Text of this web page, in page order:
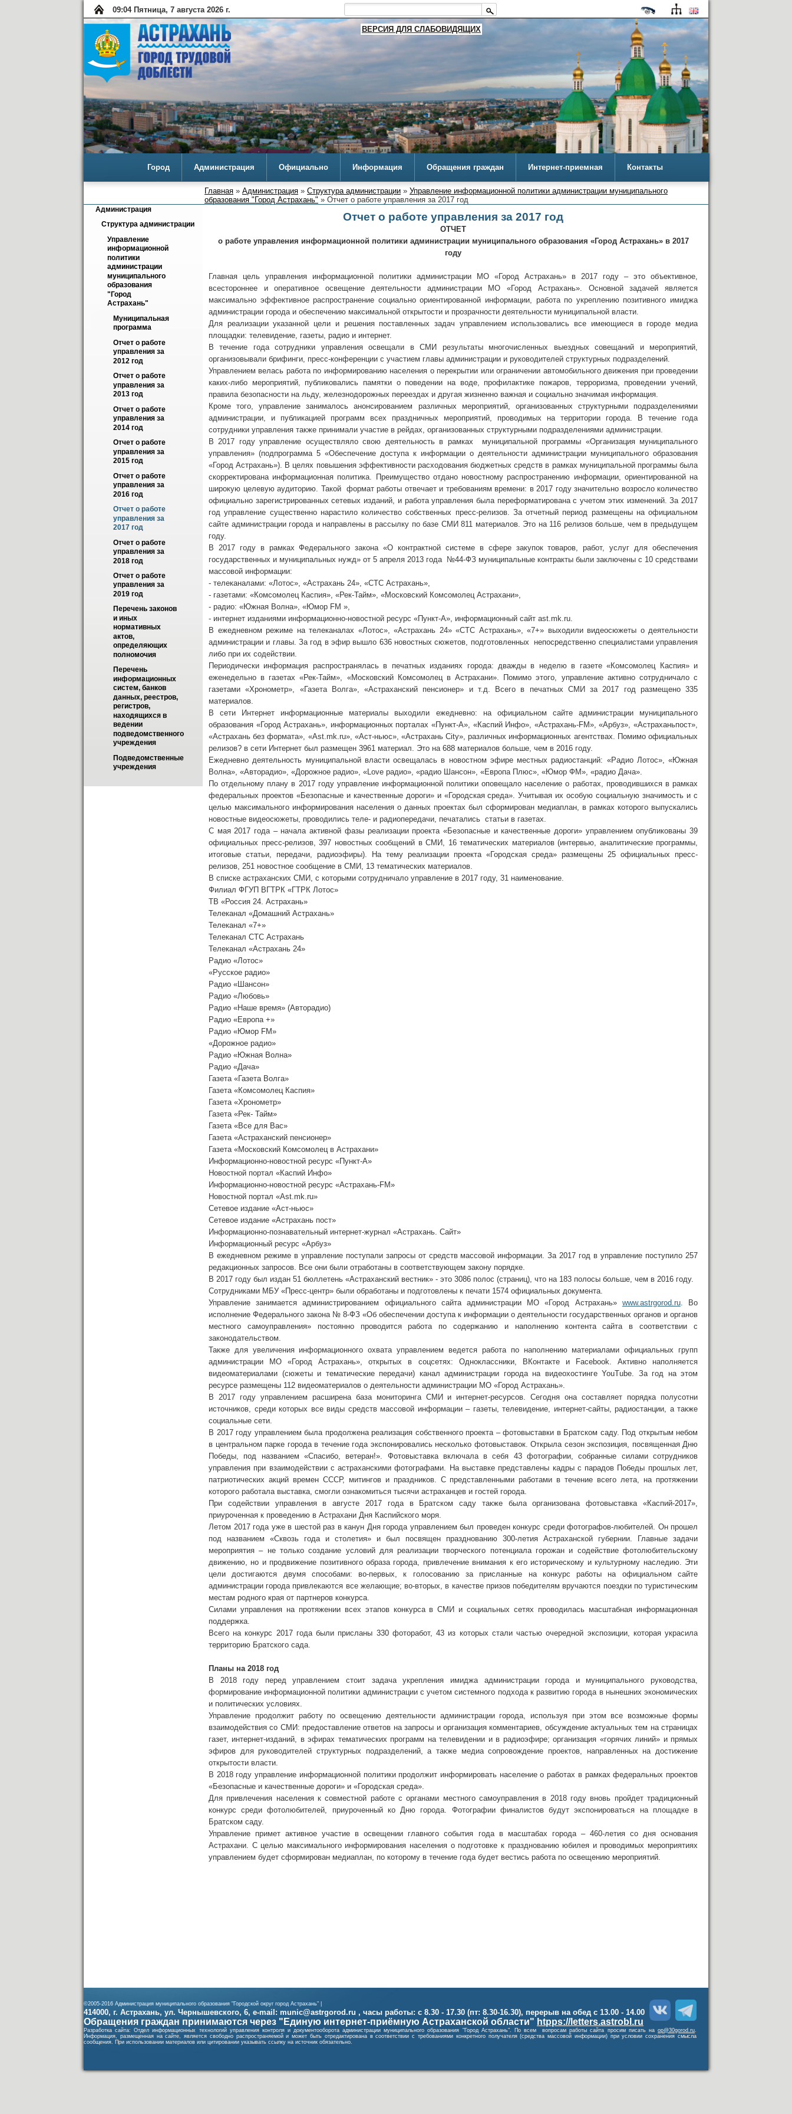
09:04 Пятница, 7 августа 2026 г.
ВЕРСИЯ ДЛЯ СЛАБОВИДЯЩИХ
Город Администрация Официально Информация Обращения граждан Интернет-приемная Контакты
Главная » Администрация » Структура администрации » Управление информационной политики администрации муниципального
образования "Город Астрахань" » Отчет о работе управления за 2017 год
Администрация
Структура администрации
Управление
информационной
политики
администрации
муниципального
образования
"Город
Астрахань"
Муниципальная
программа
Отчет о работе
управления за
2012 год
Отчет о работе
управления за
2013 год
Отчет о работе
управления за
2014 год
Отчет о работе
управления за
2015 год
Отчет о работе
управления за
2016 год
Отчет о работе
управления за
2017 год
Отчет о работе
управления за
2018 год
Отчет о работе
управления за
2019 год
Перечень законов
и иных
нормативных
актов,
определяющих
полномочия
Перечень
информационных
систем, банков
данных, реестров,
регистров,
находящихся в
ведении
подведомственного
учреждения
Подведомственные
учреждения
Отчет о работе управления за 2017 год
ОТЧЕТ
о работе управления информационной политики администрации муниципального образования «Город Астрахань» в 2017
году
Главная цель управления информационной политики администрации МО «Город Астрахань» в 2017 году – это объективное,
всестороннее и оперативное освещение деятельности администрации МО «Город Астрахань». Основной задачей является
максимально эффективное распространение социально ориентированной информации, работа по укреплению позитивного имиджа
администрации города и обеспечению максимальной открытости и прозрачности деятельности муниципальной власти.
Для реализации указанной цели и решения поставленных задач управлением использовались все имеющиеся в городе медиа
площадки: телевидение, газеты, радио и интернет.
В течение года сотрудники управления освещали в СМИ результаты многочисленных выездных совещаний и мероприятий,
организовывали брифинги, пресс-конференции с участием главы администрации и руководителей структурных подразделений.
Управлением велась работа по информированию населения о перекрытии или ограничении автомобильного движения при проведении
каких-либо мероприятий, публиковались памятки о поведении на воде, профилактике пожаров, терроризма, проведении учений,
правила безопасности на льду, железнодорожных переездах и другая жизненно важная и социально значимая информация.
Кроме того, управление занималось анонсированием различных мероприятий, организованных структурными подразделениями
администрации, и публикацией программ всех праздничных мероприятий, проводимых на территории города. В течение года
сотрудники управления также принимали участие в рейдах, организованных структурными подразделениями администрации.
В 2017 году управление осуществляло свою деятельность в рамках муниципальной программы «Организация муниципального
управления» (подпрограмма 5 «Обеспечение доступа к информации о деятельности администрации муниципального образования
«Город Астрахань»). В целях повышения эффективности расходования бюджетных средств в рамках муниципальной программы была
скорректирована информационная политика. Преимущество отдано новостному распространению информации, ориентированной на
широкую целевую аудиторию. Такой формат работы отвечает и требованиям времени: в 2017 году значительно возросло количество
официально зарегистрированных сетевых изданий, и работа управления была переформатирована с учетом этих изменений. За 2017
год управление существенно нарастило количество собственных пресс-релизов. За отчетный период размещены на официальном
сайте администрации города и направлены в рассылку по базе СМИ 811 материалов. Это на 116 релизов больше, чем в предыдущем
году.
В 2017 году в рамках Федерального закона «О контрактной системе в сфере закупок товаров, работ, услуг для обеспечения
государственных и муниципальных нужд» от 5 апреля 2013 года №44-ФЗ муниципальные контракты были заключены с 10 средствами
массовой информации:
- телеканалами: «Лотос», «Астрахань 24», «СТС Астрахань»,
- газетами: «Комсомолец Каспия», «Рек-Тайм», «Московский Комсомолец Астрахани»,
- радио: «Южная Волна», «Юмор FM »,
- интернет изданиями информационно-новостной ресурс «Пункт-А», информационный сайт ast.mk.ru.
В ежедневном режиме на телеканалах «Лотос», «Астрахань 24» «СТС Астрахань», «7+» выходили видеосюжеты о деятельности
администрации и главы. За год в эфир вышло 636 новостных сюжетов, подготовленных непосредственно специалистами управления
либо при их содействии.
Периодически информация распространялась в печатных изданиях города: дважды в неделю в газете «Комсомолец Каспия» и
еженедельно в газетах «Рек-Тайм», «Московский Комсомолец в Астрахани». Помимо этого, управление активно сотрудничало с
газетами «Хронометр», «Газета Волга», «Астраханский пенсионер» и т.д. Всего в печатных СМИ за 2017 год размещено 335
материалов.
В сети Интернет информационные материалы выходили ежедневно: на официальном сайте администрации муниципального
образования «Город Астрахань», информационных порталах «Пункт-А», «Каспий Инфо», «Астрахань-FM», «Арбуз», «Астраханьпост»,
«Астрахань без формата», «Аst.mk.ru», «Аст-ньюс», «Астрахань City», различных информационных агентствах. Помимо официальных
релизов? в сети Интернет был размещен 3961 материал. Это на 688 материалов больше, чем в 2016 году.
Ежедневно деятельность муниципальной власти освещалась в новостном эфире местных радиостанций: «Радио Лотос», «Южная
Волна», «Авторадио», «Дорожное радио», «Love радио», «радио Шансон», «Европа Плюс», «Юмор ФМ», «радио Дача».
По отдельному плану в 2017 году управление информационной политики оповещало население о работах, проводившихся в рамках
федеральных проектов «Безопасные и качественные дороги» и «Городская среда». Учитывая их особую социальную значимость и с
целью максимального информирования населения о данных проектах был сформирован медиаплан, в рамках которого выпускались
новостные видеосюжеты, проводились теле- и радиопередачи, печатались статьи в газетах.
С мая 2017 года – начала активной фазы реализации проекта «Безопасные и качественные дороги» управлением опубликованы 39
официальных пресс-релизов, 397 новостных сообщений в СМИ, 16 тематических материалов (интервью, аналитические программы,
итоговые статьи, передачи, радиоэфиры). На тему реализации проекта «Городская среда» размещены 25 официальных пресс-
релизов, 251 новостное сообщение в СМИ, 13 тематических материалов.
В списке астраханских СМИ, с которыми сотрудничало управление в 2017 году, 31 наименование.
Филиал ФГУП ВГТРК «ГТРК Лотос»
ТВ «Россия 24. Астрахань»
Телеканал «Домашний Астрахань»
Телеканал «7+»
Телеканал СТС Астрахань
Телеканал «Астрахань 24»
Радио «Лотос»
«Русское радио»
Радио «Шансон»
Радио «Любовь»
Радио «Наше время» (Авторадио)
Радио «Европа +»
Радио «Юмор FM»
«Дорожное радио»
Радио «Южная Волна»
Радио «Дача»
Газета «Газета Волга»
Газета «Комсомолец Каспия»
Газета «Хронометр»
Газета «Рек- Тайм»
Газета «Все для Вас»
Газета «Астраханский пенсионер»
Газета «Московский Комсомолец в Астрахани»
Информационно-новостной ресурс «Пункт-А»
Новостной портал «Каспий Инфо»
Информационно-новостной ресурс «Астрахань-FM»
Новостной портал «Ast.mk.ru»
Сетевое издание «Аст-ньюс»
Сетевое издание «Астрахань пост»
Информационно-познавательный интернет-журнал «Астрахань. Сайт»
Информационный ресурс «Арбуз»
В ежедневном режиме в управление поступали запросы от средств массовой информации. За 2017 год в управление поступило 257
редакционных запросов. Все они были отработаны в соответствующем закону порядке.
В 2017 году был издан 51 бюллетень «Астраханский вестник» - это 3086 полос (страниц), что на 183 полосы больше, чем в 2016 году.
Сотрудниками МБУ «Пресс-центр» были обработаны и подготовлены к печати 1574 официальных документа.
Управление занимается администрированием официального сайта администрации МО «Город Астрахань» www.astrgorod.ru. Во
исполнение Федерального закона № 8-ФЗ «Об обеспечении доступа к информации о деятельности государственных органов и органов
местного самоуправления» постоянно проводится работа по содержанию и наполнению контента сайта в соответствии с
законодательством.
Также для увеличения информационного охвата управлением ведется работа по наполнению материалами официальных групп
администрации МО «Город Астрахань», открытых в соцсетях: Одноклассники, ВКонтакте и Facebook. Активно наполняется
видеоматериалами (сюжеты и тематические передачи) канал администрации города на видеохостинге YouTube. За год на этом
ресурсе размещены 112 видеоматериалов о деятельности администрации МО «Город Астрахань».
В 2017 году управлением расширена база мониторинга СМИ и интернет-ресурсов. Сегодня она составляет порядка полусотни
источников, среди которых все виды средств массовой информации – газеты, телевидение, интернет-сайты, радиостанции, а также
социальные сети.
В 2017 году управлением была продолжена реализация собственного проекта – фотовыставки в Братском саду. Под открытым небом
в центральном парке города в течение года экспонировались несколько фотовыставок. Открыла сезон экспозиция, посвященная Дню
Победы, под названием «Спасибо, ветеран!». Фотовыставка включала в себя 43 фотографии, собранные силами сотрудников
управления при взаимодействии с астраханскими фотографами. На выставке представлены кадры с парадов Победы прошлых лет,
патриотических акций времен СССР, митингов и праздников. С представленными работами в течение всего лета, на протяжении
которого работала выставка, смогли ознакомиться тысячи астраханцев и гостей города.
При содействии управления в августе 2017 года в Братском саду также была организована фотовыставка «Каспий-2017»,
приуроченная к проведению в Астрахани Дня Каспийского моря.
Летом 2017 года уже в шестой раз в канун Дня города управлением был проведен конкурс среди фотографов-любителей. Он прошел
под названием «Сквозь года и столетия» и был посвящен празднованию 300-летия Астраханской губернии. Главные задачи
мероприятия – не только создание условий для реализации творческого потенциала горожан и содействие фотолюбительскому
движению, но и продвижение позитивного образа города, привлечение внимания к его историческому и культурному наследию. Эти
цели достигаются двумя способами: во-первых, к голосованию за присланные на конкурс работы на официальном сайте
администрации города привлекаются все желающие; во-вторых, в качестве призов победителям вручаются поездки по туристическим
местам родного края от партнеров конкурса.
Силами управления на протяжении всех этапов конкурса в СМИ и социальных сетях проводилась масштабная информационная
поддержка.
Всего на конкурс 2017 года были присланы 330 фоторабот, 43 из которых стали частью очередной экспозиции, которая украсила
территорию Братского сада.
Планы на 2018 год
В 2018 году перед управлением стоит задача укрепления имиджа администрации города и муниципального руководства,
формирование информационной политики администрации с учетом системного подхода к развитию города в нынешних экономических
и политических условиях.
Управление продолжит работу по освещению деятельности администрации города, используя при этом все возможные формы
взаимодействия со СМИ: предоставление ответов на запросы и организация комментариев, обсуждение актуальных тем на страницах
газет, интернет-изданий, в эфирах тематических программ на телевидении и в радиоэфире; организация «горячих линий» и прямых
эфиров для руководителей структурных подразделений, а также медиа сопровождение проектов, направленных на достижение
открытости власти.
В 2018 году управление информационной политики продолжит информировать население о работах в рамках федеральных проектов
«Безопасные и качественные дороги» и «Городская среда».
Для привлечения населения к совместной работе с органами местного самоуправления в 2018 году вновь пройдет традиционный
конкурс среди фотолюбителей, приуроченный ко Дню города. Фотографии финалистов будут экспонироваться на площадке в
Братском саду.
Управление примет активное участие в освещении главного события года в масштабах города – 460-летия со дня основания
Астрахани. С целью максимального информирования населения о подготовке к празднованию юбилея и проводимых мероприятиях
управлением будет сформирован медиаплан, по которому в течение года будет вестись работа по освещению мероприятий.
©2005-2016 Администрация муниципального образования "Городской округ город Астрахань" |
414000, г. Астрахань, ул. Чернышевского, 6, e-mail: munic@astrgorod.ru , часы работы: с 8.30 - 17.30 (пт: 8.30-16.30), перерыв на обед с 13.00 - 14.00
Обращения граждан принимаются через "Единую интернет-приёмную Астраханской области" htpps://letters.astrobl.ru
Разработка сайта: Отдел информационных технологий управления контроля и документооборота администрации муниципального образования "Город Астрахань". По всем вопросам работы сайта просим писать на op@30gorod.ru.
Информация, размещенная на сайте, является свободно распространяемой и может быть отредактирована в соответствии с требованиями конкретного получателя (средства массовой информации) при условии сохранения смысла
сообщения. При использовании материалов или цитировании указывать ссылку на источник обязательно.